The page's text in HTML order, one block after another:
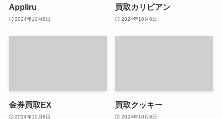
Appliru
2024年10月8日
買取カリビアン
2024年10月8日
金券買取EX
2024年10月8日
買取クッキー
2024年10月8日